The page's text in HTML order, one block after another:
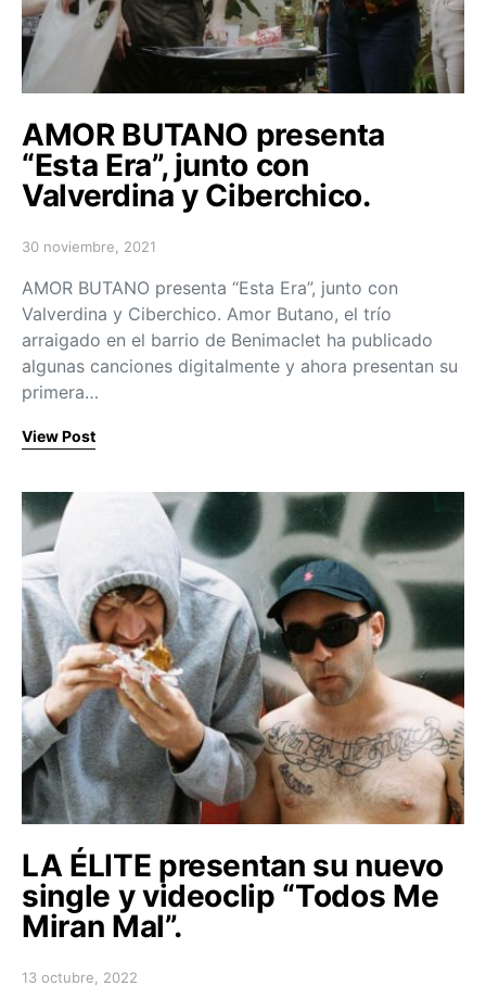
AMOR BUTANO presenta
“Esta Era”, junto con
Valverdina y Ciberchico.
Posted on
30 noviembre, 2021
AMOR BUTANO presenta “Esta Era”, junto con
Valverdina y Ciberchico. Amor Butano, el trío
arraigado en el barrio de Benimaclet ha publicado
algunas canciones digitalmente y ahora presentan su
primera…
View Post
LA ÉLITE presentan su nuevo
single y videoclip “Todos Me
Miran Mal”.
13 octubre, 2022